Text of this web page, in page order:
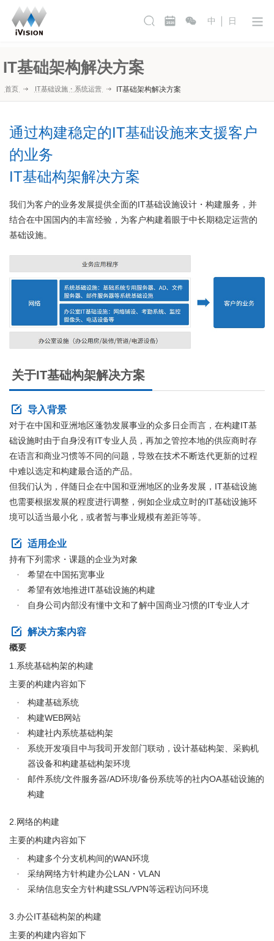
中 日
IT基础架构解决方案
首页 IT基础设施・系统运营 IT基础架构解决方案
通过构建稳定的IT基础设施来支援客户
的业务
IT基础构架解决方案
我们为客户的业务发展提供全面的IT基础设施设计・构建服务，并
结合在中国国内的丰富经验，为客户构建着眼于中长期稳定运营的
基础设施。
关于IT基础构架解决方案
导入背景
对于在中国和亚洲地区蓬勃发展事业的众多日企而言，在构建IT基
础设施时由于自身没有IT专业人员，再加之管控本地的供应商时存
在语言和商业习惯等不同的问题，导致在技术不断迭代更新的过程
中难以选定和构建最合适的产品。
但我们认为，伴随日企在中国和亚洲地区的业务发展，IT基础设施
也需要根据发展的程度进行调整，例如企业成立时的IT基础设施环
境可以适当最小化，或者暂与事业规模有差距等等。
适用企业
持有下列需求・课题的企业为对象
希望在中国拓宽事业
希望有效地推进IT基础设施的构建
自身公司内部没有懂中文和了解中国商业习惯的IT专业人才
解决方案内容
概要
1.系统基础构架的构建
主要的构建内容如下
构建基础系统
构建WEB网站
构建社内系统基础构架
系统开发项目中与我司开发部门联动，设计基础构架、采购机
器设备和构建基础构架环境
邮件系统/文件服务器/AD环境/备份系统等的社内OA基础设施的
构建
2.网络的构建
主要的构建内容如下
构建多个分支机构间的WAN环境
采纳网络方针构建办公LAN・VLAN
采纳信息安全方针构建SSL/VPN等远程访问环境
3.办公IT基础构架的构建
主要的构建内容如下